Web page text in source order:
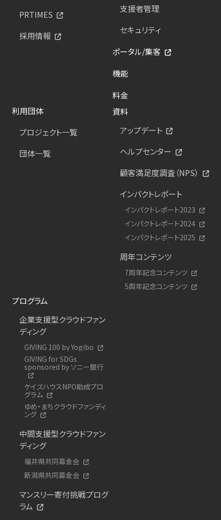
PRTIMES
採用情報
支援者管理
セキュリティ
ポータル/集客
機能
料金
利用団体
プロジェクト一覧
団体一覧
資料
アップデート
ヘルプセンター
顧客満足度調査（NPS）
インパクトレポート
インパクトレポート2023
インパクトレポート2024
インパクトレポート2025
周年コンテンツ
7周年記念コンテンツ
5周年記念コンテンツ
プログラム
企業支援型クラウドファン
ディング
GIVING 100 by Yogibo
GIVING for SDGs
sponsored by ソニー銀行
ケイズハウスNPO助成プロ
グラム
ゆめ・まちクラウドファンディ
ング
中間支援型クラウドファン
ディング
福井県共同募金会
新潟県共同募金会
マンスリー寄付挑戦プログ
ラム